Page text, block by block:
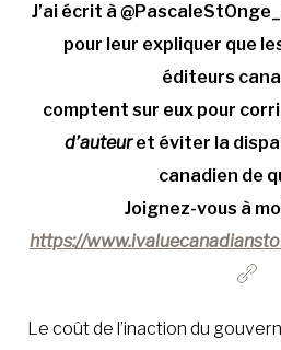
J’ai écrit à
pour leur expliquer que
éditeurs
comptent sur eux pour
d’auteuret éviter la
canadien de
Joignez-vous à
https://
Le coût de l’inaction du